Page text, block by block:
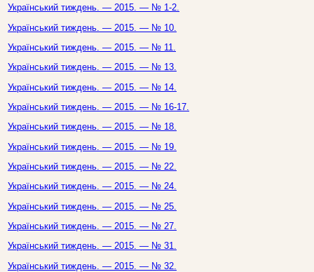
Український тиждень. — 2015. — № 1-2.
Український тиждень. — 2015. — № 10.
Український тиждень. — 2015. — № 11.
Український тиждень. — 2015. — № 13.
Український тиждень. — 2015. — № 14.
Український тиждень. — 2015. — № 16-17.
Український тиждень. — 2015. — № 18.
Український тиждень. — 2015. — № 19.
Український тиждень. — 2015. — № 22.
Український тиждень. — 2015. — № 24.
Український тиждень. — 2015. — № 25.
Український тиждень. — 2015. — № 27.
Український тиждень. — 2015. — № 31.
Український тиждень. — 2015. — № 32.